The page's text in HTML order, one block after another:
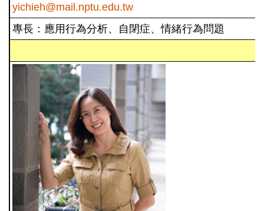
yichieh@mail.nptu.edu.tw
專長：應用行為分析、自閉症、情緒行為問題